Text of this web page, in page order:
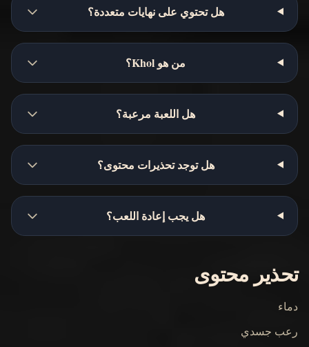
هل تحتوي على نهايات متعددة؟
من هو Khol؟
هل اللعبة مرعبة؟
هل توجد تحذيرات محتوى؟
هل يجب إعادة اللعب؟
تحذير محتوى
دماء
رعب جسدي